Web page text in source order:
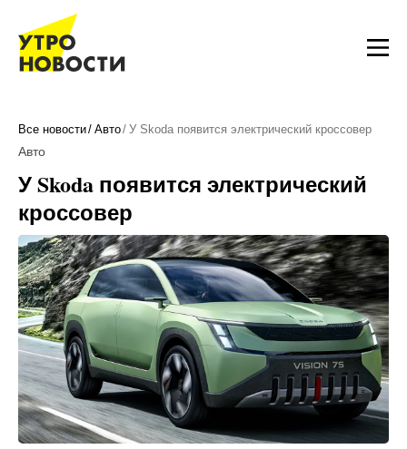
Все новости Авто У Skoda появится электрический кроссовер
Авто
У Skoda появится электрический
кроссовер